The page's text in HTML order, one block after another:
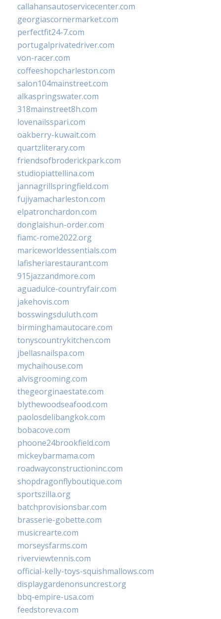
callahansautoservicecenter.com
georgiascornermarket.com
perfectfit24-7.com
portugalprivatedriver.com
von-racer.com
coffeeshopcharleston.com
salon104mainstreet.com
alkaspringswater.com
318mainstreet8h.com
lovenailsspari.com
oakberry-kuwait.com
quartzliterary.com
friendsofbroderickpark.com
studiopiattellina.com
jannagrillspringfield.com
fujiyamacharleston.com
elpatronchardon.com
donglaishun-order.com
fiamc-rome2022.org
mariceworldessentials.com
lafisheriarestaurant.com
915jazzandmore.com
aguadulce-countryfair.com
jakehovis.com
bosswingsduluth.com
birminghamautocare.com
tonyscountrykitchen.com
jbellasnailspa.com
mychaihouse.com
alvisgrooming.com
thegeorginaestate.com
blythewoodseafood.com
paolosdelibangkok.com
bobacove.com
phoone24brookfield.com
mickeybarmama.com
roadwayconstructioninc.com
shopdragonflyboutique.com
sportszilla.org
batchprovisionsbar.com
brasserie-gobette.com
musicrearte.com
morseysfarms.com
riverviewtennis.com
official-kelly-toys-squishmallows.com
displaygardenonsuncrest.org
bbq-empire-usa.com
feedstoreva.com